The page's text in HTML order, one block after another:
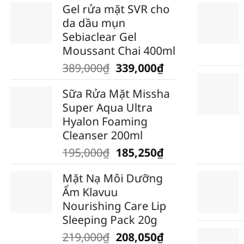
Gel rửa mặt SVR cho
da dầu mụn
Sebiaclear Gel
Moussant Chai 400ml
389,000₫ Giá
là:
389,000₫.
339,000₫Giá
tại
Sữa Rửa Mặt Missha
Super Aqua Ultra
Hyalon Foaming
Cleanser 200ml
195,000₫ Giá
là:
195,000₫.
185,250₫Giá
185,250₫.
Mặt Nạ Môi Dưỡng
Ẩm Klavuu
Nourishing Care Lip
Sleeping Pack 20g
219,000₫ Giá
208,050₫Giá